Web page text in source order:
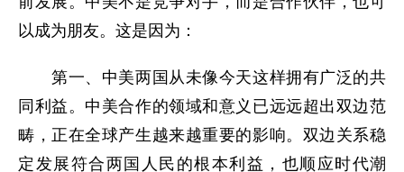
以成为朋友。这是因为：
第一、中美两国从未像今天这样拥有广泛的共
同利益。中美合作的领域和意义已远远超出双边范
畴，正在全球产生越来越重要的影响。双边关系稳
定发展符合两国人民的根本利益，也顺应时代潮